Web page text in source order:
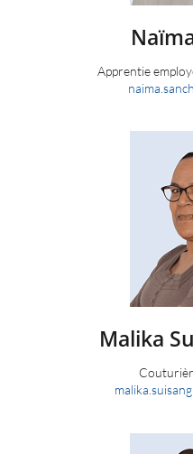
Apprentie
Malika